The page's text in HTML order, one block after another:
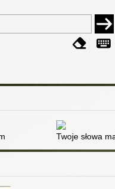
Twoje słowa